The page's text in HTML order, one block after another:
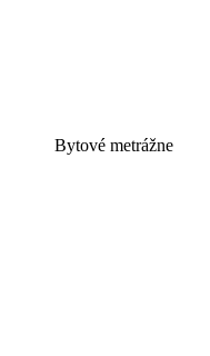
Bytové metrážne